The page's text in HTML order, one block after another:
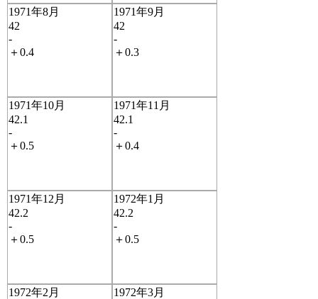
1971年8月
42
-
＋0.4
1971年9月
42
-
＋0.3
1971年10月
42.1
-
＋0.5
1971年11月
42.1
-
＋0.4
1971年12月
42.2
-
＋0.5
1972年1月
42.2
-
＋0.5
1972年2月
1972年3月